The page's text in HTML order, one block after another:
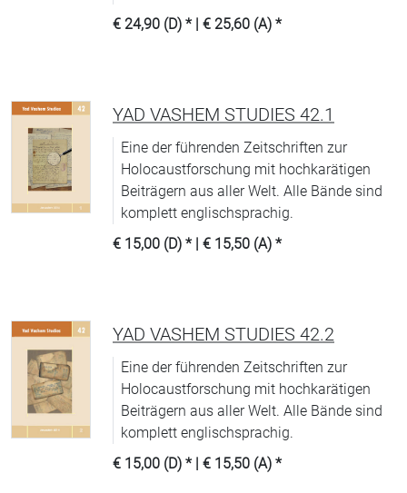
€ 24,90 (D) * | € 25,60 (A) *
YAD VASHEM STUDIES 42.1
Eine der führenden Zeitschriften zur
Holocaustforschung mit hochkarätigen
Beiträgern aus aller Welt. Alle Bände sind
komplett englischsprachig.
€ 15,00 (D) * | € 15,50 (A) *
YAD VASHEM STUDIES 42.2
Eine der führenden Zeitschriften zur
Holocaustforschung mit hochkarätigen
Beiträgern aus aller Welt. Alle Bände sind
komplett englischsprachig.
€ 15,00 (D) * | € 15,50 (A) *